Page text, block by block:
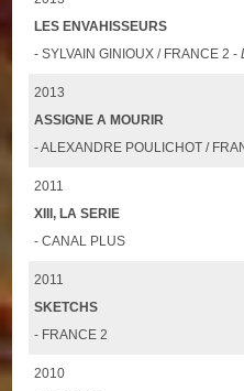
LES ENVAHISSEURS
- SYLVAIN GINIOUX / FRANCE 2 -
2013
ASSIGNE A MOURIR
- ALEXANDRE POULICHOT /
2011
XIII, LA SERIE
- CANAL PLUS
2011
SKETCHS
- FRANCE 2
2010